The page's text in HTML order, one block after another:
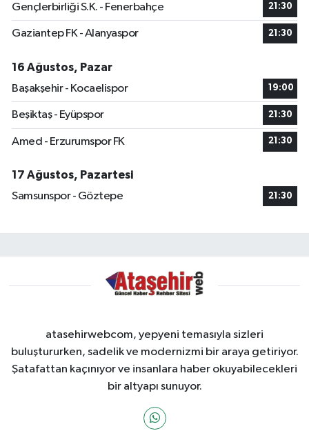
Gençlerbirliği S.K. - Fenerbahçe 21:30
Gaziantep FK - Alanyaspor 21:30
16 Ağustos, Pazar
Başakşehir - Kocaelispor
19:00
Beşiktaş - Eyüpspor 21:30
Amed - Erzurumspor FK 21:30
17 Ağustos, Pazartesi
Samsunspor - Göztepe
21:30
atasehirwebcom, yepyeni temasıyla sizleri
buluştururken, sadelik ve modernizmi bir araya getiriyor.
Şatafattan kaçınıyor ve insanlara haber okuyabilecekleri
bir altyapı sunuyor.